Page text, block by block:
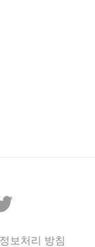
보처리 방침